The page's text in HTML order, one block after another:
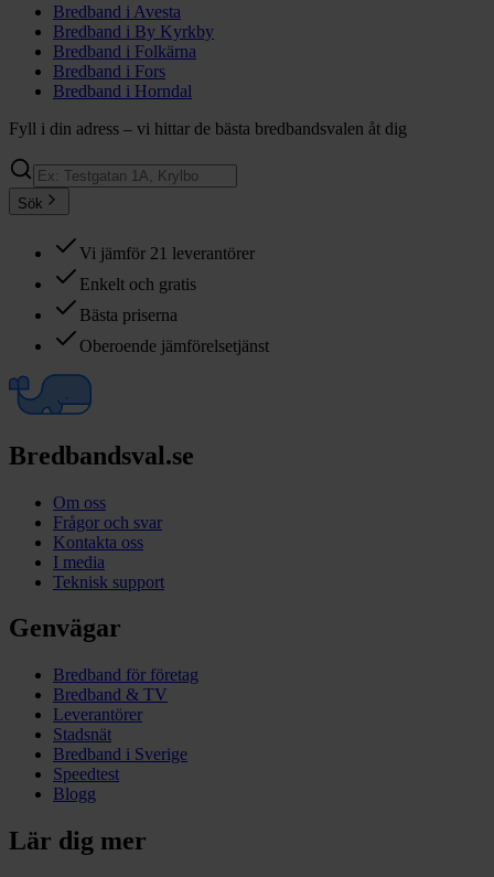
Bredband i Avesta
Bredband i By Kyrkby
Bredband i Folkärna
Bredband i Fors
Bredband i Horndal
Fyll i din adress – vi hittar de bästa bredbandsvalen åt dig
Sök
Vi jämför 21 leverantörer
Enkelt och gratis
Bästa priserna
Oberoende jämförelsetjänst
Bredbandsval.se
Om oss
Frågor och svar
Kontakta oss
I media
Teknisk support
Genvägar
Bredband för företag
Bredband & TV
Leverantörer
Stadsnät
Bredband i Sverige
Speedtest
Blogg
Lär dig mer